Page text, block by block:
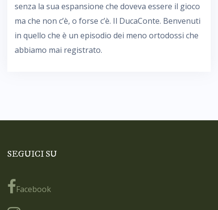
senza la sua espansione che doveva essere il gioco
ma che non c’è, o forse c’è. Il DucaConte. Benvenuti
in quello che è un episodio dei meno ortodossi che
abbiamo mai registrato.
SEGUICI SU
Facebook